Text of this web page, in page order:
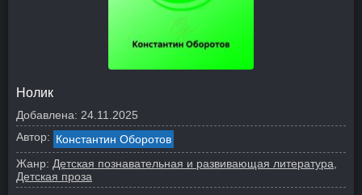
Нолик
Добавлена: 24.11.2025
Автор: Константин Оборотов
Жанр: Детская познавательная и развивающая литература
Детская проза